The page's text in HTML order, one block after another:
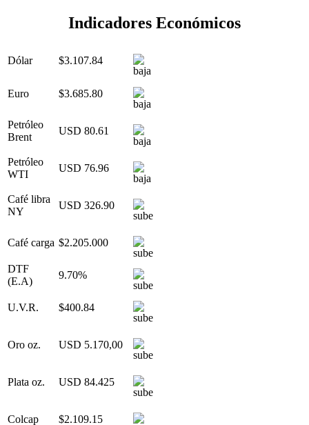
Indicadores Económicos
Dólar $3.107.84
Euro $3.685.80
Petróleo
Brent
USD 80.61
Petróleo
WTI
USD 76.96
Café libra
NY
USD 326.90
Café carga $2.205.000
DTF
(E.A)
9.70%
U.V.R. $400.84
Oro oz. USD 5.170,00
Plata oz. USD 84.425
Colcap $2.109.15